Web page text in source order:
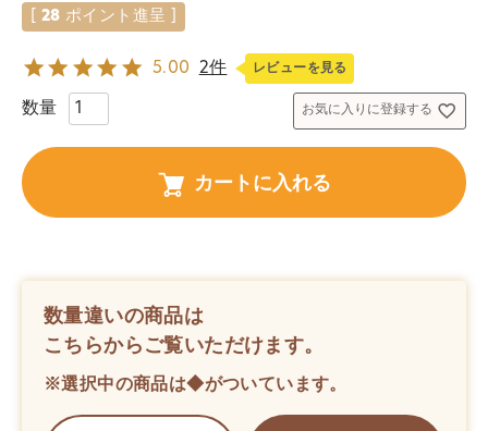
28 ポイント進呈 ]
5.00 2件 レビューを見る
お気に入りに登録する
カートに入れる
数量違いの商品は
こちらからご覧いただけます。
※選択中の商品は◆がついています。